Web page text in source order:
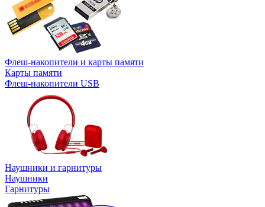
Флеш-накопители и карты памяти
Карты памяти
Флеш-накопители USB
Наушники и гарнитуры
Наушники
Гарнитуры